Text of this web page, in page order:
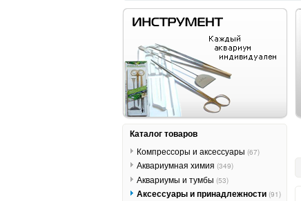
Каталог товаров
Компрессоры и аксессуары (67)
Аквариумная химия (349)
Аквариумы и тумбы (53)
Аксессуары и принадлежности (91)